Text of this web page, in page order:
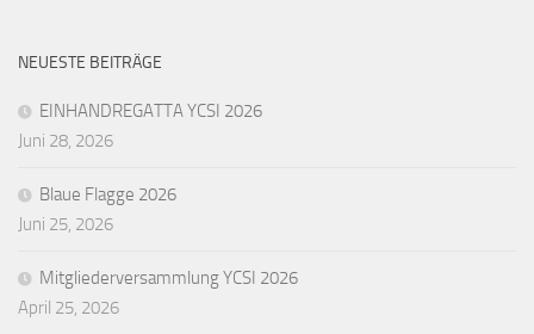
NEUESTE BEITRÄGE
EINHANDREGATTA YCSI 2026
Juni 28, 2026
Blaue Flagge 2026
Juni 25, 2026
Mitgliederversammlung YCSI 2026
April 25, 2026